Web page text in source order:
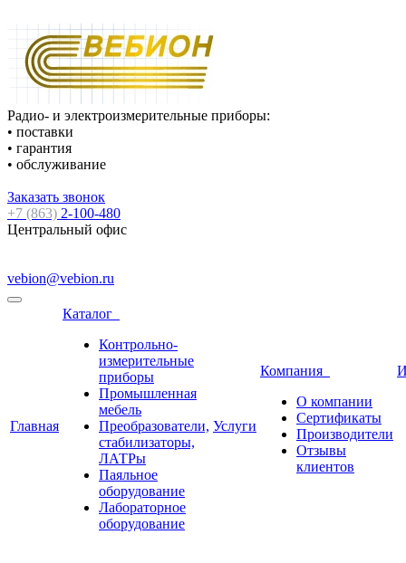
Радио- и электроизмерительные приборы:
• поставки
• гарантия
• обслуживание
Заказать звонок
+7 (863) 2-100-480
Центральный офис
vebion@vebion.ru
Главная
Каталог
Контрольно-
измерительные
приборы
Промышленная
мебель
Преобразователи,
стабилизаторы,
ЛАТРы
Паяльное
оборудование
Лабораторное
оборудование
Услуги
Компания
О компании
Сертификаты
Производители
Отзывы
клиентов